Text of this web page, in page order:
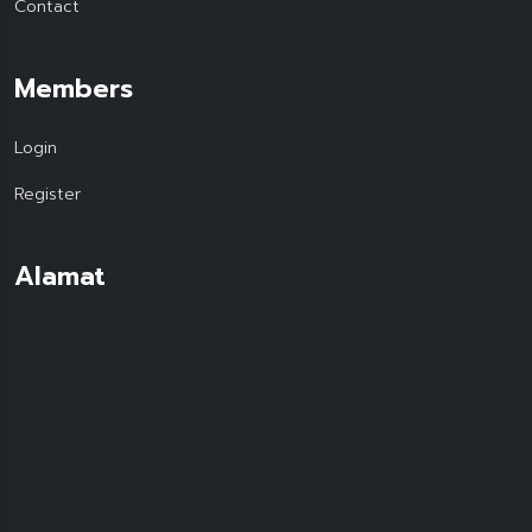
Contact
Members
Login
Register
Alamat